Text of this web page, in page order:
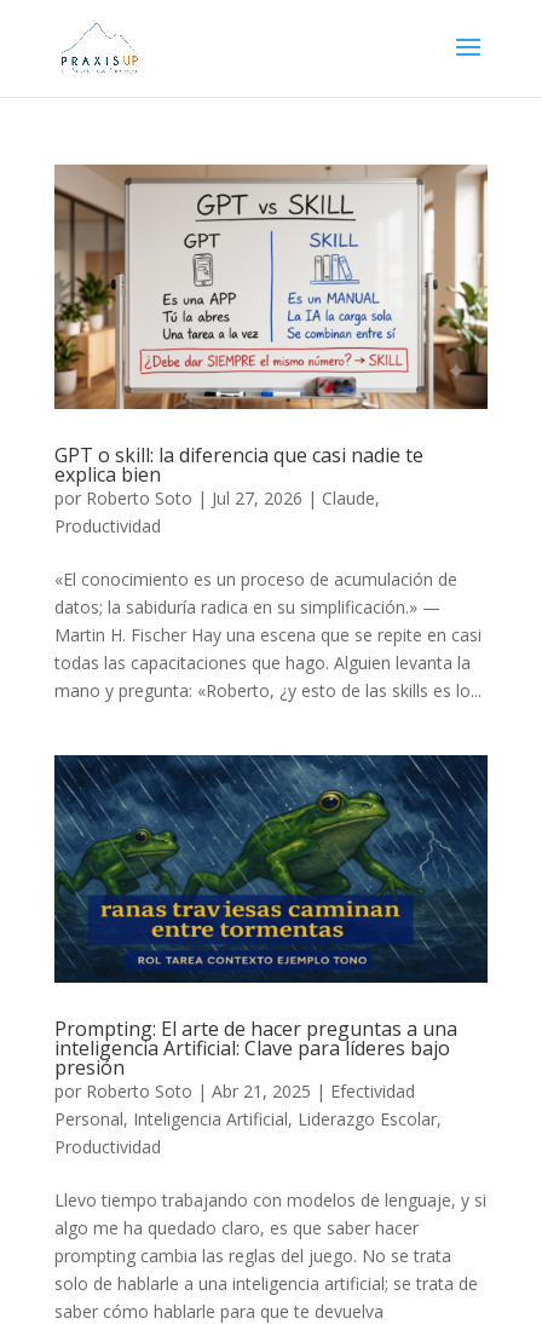
GPT o skill: la diferencia que casi nadie te
explica bien
por Roberto Soto | Jul 27, 2026 | Claude,
Productividad
«El conocimiento es un proceso de acumulación de
datos; la sabiduría radica en su simplificación.» —
Martin H. Fischer Hay una escena que se repite en casi
todas las capacitaciones que hago. Alguien levanta la
mano y pregunta: «Roberto, ¿y esto de las skills es lo...
Prompting: El arte de hacer preguntas a una
inteligencia Artificial: Clave para líderes bajo
presión
por Roberto Soto | Abr 21, 2025 | Efectividad
Personal, Inteligencia Artificial, Liderazgo Escolar,
Productividad
Llevo tiempo trabajando con modelos de lenguaje, y si
algo me ha quedado claro, es que saber hacer
prompting cambia las reglas del juego. No se trata
solo de hablarle a una inteligencia artificial; se trata de
saber cómo hablarle para que te devuelva